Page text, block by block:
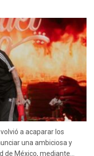
a acaparar los
una ambiciosa y
México, mediante...